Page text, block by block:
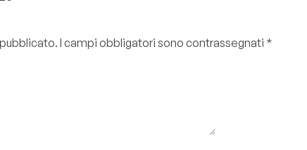
I campi obbligatori sono contrassegnati *